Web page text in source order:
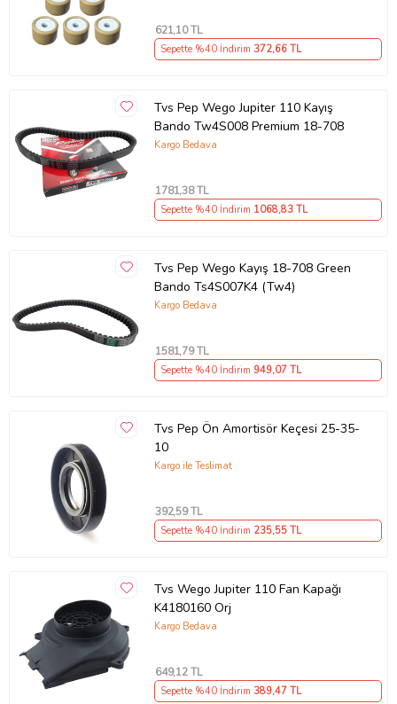
621,10 TL
Sepette %40 İndirim 372,66 TL
Tvs Pep Wego Jupiter 110 Kayış
Bando Tw4S008 Premium 18-708
Kargo Bedava
1781,38 TL
Sepette %40 İndirim 1068,83 TL
Tvs Pep Wego Kayış 18-708 Green
Bando Ts4S007K4 (Tw4)
Kargo Bedava
1581,79 TL
Sepette %40 İndirim 949,07 TL
Tvs Pep Ön Amortisör Keçesi 25-35-
10
Kargo ile Teslimat
392,59 TL
Sepette %40 İndirim 235,55 TL
Tvs Wego Jupiter 110 Fan Kapağı
K4180160 Orj
Kargo Bedava
649,12 TL
Sepette %40 İndirim 389,47 TL